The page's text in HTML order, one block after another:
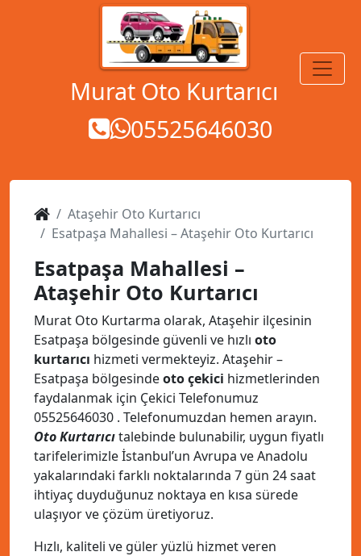
Murat Oto Kurtarıcı
05525646030
MENÜ
Ataşehir Oto Kurtarıcı
Esatpaşa Mahallesi – Ataşehir Oto Kurtarıcı
Esatpaşa Mahallesi –
Ataşehir Oto Kurtarıcı
Murat Oto Kurtarma olarak, Ataşehir ilçesinin
Esatpaşa bölgesinde güvenli ve hızlı oto
kurtarıcı hizmeti vermekteyiz. Ataşehir –
Esatpaşa bölgesindeoto çekici hizmetlerinden
faydalanmak için Çekici Telefonumuz
05525646030 . Telefonumuzdan hemen arayın.
Oto Kurtarıcıtalebinde bulunabilir, uygun fiyatlı
tarifelerimizle İstanbul’un Avrupa ve Anadolu
yakalarındaki farklı noktalarında 7 gün 24 saat
ihtiyaç duyduğunuz noktaya en kısa sürede
ulaşıyor ve çözüm üretiyoruz.
Hızlı, kaliteli ve güler yüzlü hizmet veren